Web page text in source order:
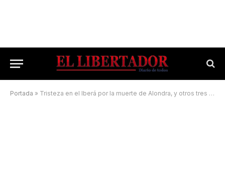
Portada » Tristeza en el Iberá por la muerte de Alondra, y otros tres animalitos